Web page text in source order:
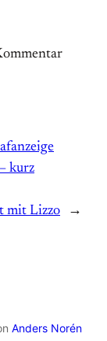
kurz
mit Lizzo
→
Anders Norén